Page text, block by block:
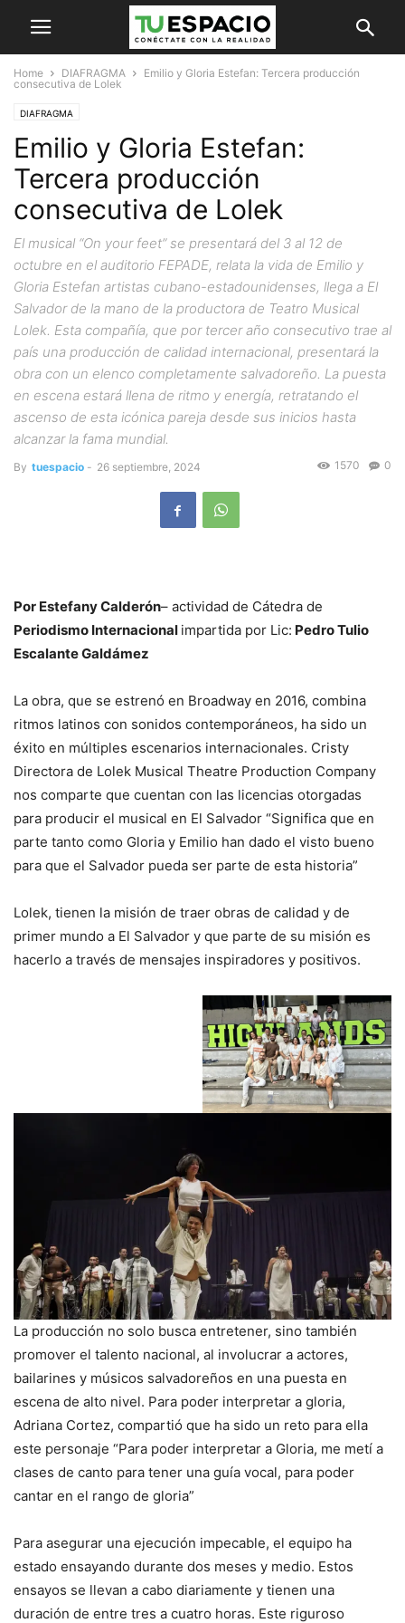
Home DIAFRAGMA
Emilio y Gloria Estefan: Tercera producción
consecutiva de Lolek
DIAFRAGMA
Emilio y Gloria Estefan:
Tercera producción
consecutiva de Lolek
El musical “On your feet” se presentará del 3 al 12 de
octubre en el auditorio FEPADE, relata la vida de Emilio y
Gloria Estefan artistas cubano-estadounidenses, llega a El
Salvador de la mano de la productora de Teatro Musical
Lolek. Esta compañía, que por tercer año consecutivo trae al
país una producción de calidad internacional, presentará la
obra con un elenco completamente salvadoreño. La puesta
en escena estará llena de ritmo y energía, retratando el
ascenso de esta icónica pareja desde sus inicios hasta
alcanzar la fama mundial.
By tuespacio - 26 septiembre, 2024 0
1570
Por Estefany Calderón– actividad de Cátedra de
Periodismo Internacional impartida por Lic: Pedro Tulio
Escalante Galdámez
La obra, que se estrenó en Broadway en 2016, combina
ritmos latinos con sonidos contemporáneos, ha sido un
éxito en múltiples escenarios internacionales. Cristy
Directora de Lolek Musical Theatre Production Company
nos comparte que cuentan con las licencias otorgadas
para producir el musical en El Salvador “Significa que en
parte tanto como Gloria y Emilio han dado el visto bueno
para que el Salvador pueda ser parte de esta historia”
Lolek, tienen la misión de traer obras de calidad y de
primer mundo a El Salvador y que parte de su misión es
hacerlo a través de mensajes inspiradores y positivos.
La producción no solo busca entretener, sino también
promover el talento nacional, al involucrar a actores,
bailarines y músicos salvadoreños en una puesta en
escena de alto nivel. Para poder interpretar a gloria,
Adriana Cortez, compartió que ha sido un reto para ella
este personaje “Para poder interpretar a Gloria, me metí a
clases de canto para tener una guía vocal, para poder
cantar en el rango de gloria”
Para asegurar una ejecución impecable, el equipo ha
estado ensayando durante dos meses y medio. Estos
ensayos se llevan a cabo diariamente y tienen una
duración de entre tres a cuatro horas. Este riguroso